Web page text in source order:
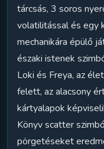
tárcsás, 3 soros
volatilitással és egy
mechanikára épülő
északi istenek
Loki és Freya, az
felett, az alacsony
kártyalapok
Könyv scatter
pörgetéseket